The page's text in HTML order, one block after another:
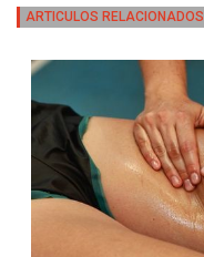
ARTICULOS RELACIONADOS